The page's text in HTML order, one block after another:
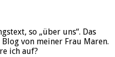
so „über uns“. Das
von meiner Frau Maren.
ich auf?